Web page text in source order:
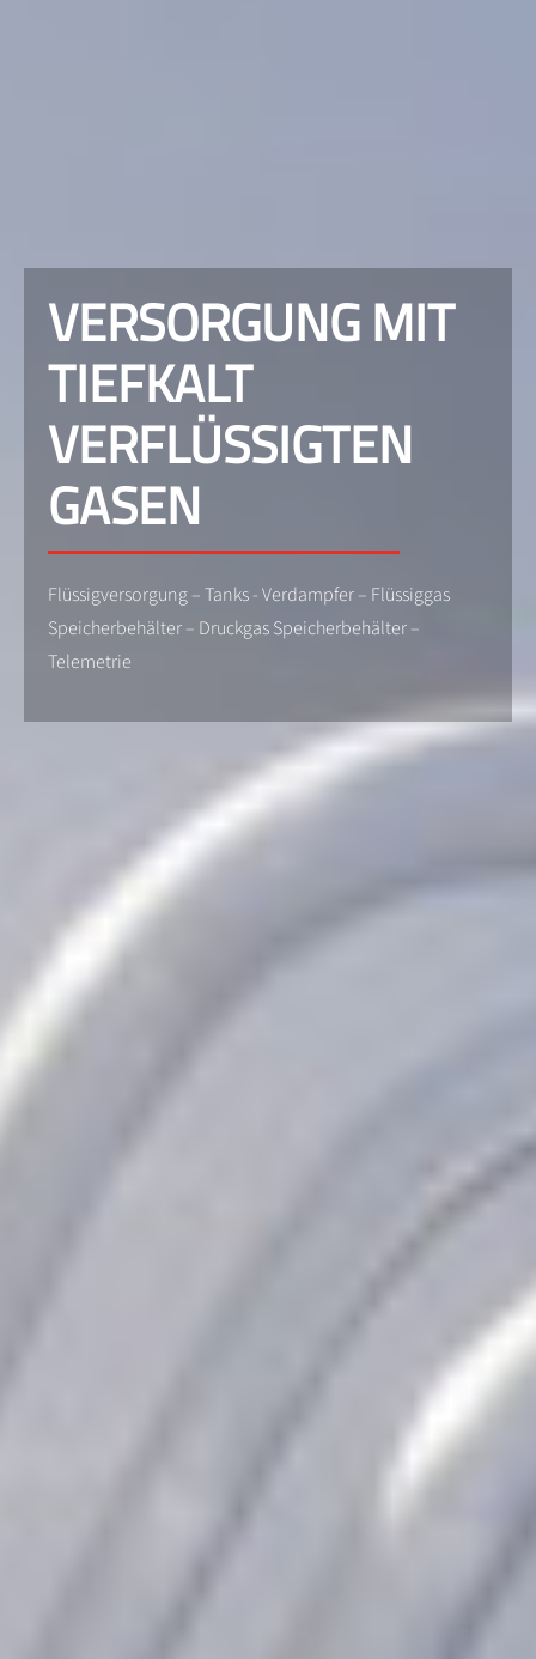
VERSORGUNG MIT
TIEFKALT
VERFLÜSSIGTEN
GASEN
Flüssigversorgung – Tanks - Verdampfer – Flüssiggas
Speicherbehälter – Druckgas Speicherbehälter –
Telemetrie